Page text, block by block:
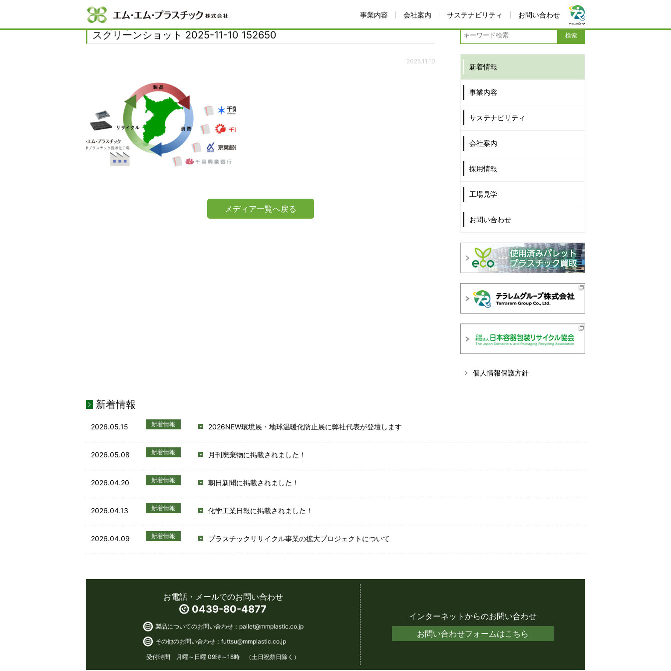
事業内容 会社案内 サステナビリティ お問い合わせ
スクリーンショット 2025-11-10 152650
Home 新着情報 日本経済新聞に掲載されました！ スクリーンショット 2025-11-10 152650
スクリーンショット 2025-11-10 152650
2025.11.10
メディア一覧へ戻る
新着情報
事業内容
サステナビリティ
会社案内
採用情報
工場見学
お問い合わせ
個人情報保護方針
新着情報
2026.05.15 新着情報 2026NEW環境展・地球温暖化防止展に弊社代表が登壇します
2026.05.08 新着情報 月刊廃棄物に掲載されました！
2026.04.20 新着情報 朝日新聞に掲載されました！
2026.04.13 新着情報 化学工業日報に掲載されました！
2026.04.09 新着情報 プラスチックリサイクル事業の拡大プロジェクトについて
お電話・メールでのお問い合わせ
0439-80-4877
製品についてのお問い合わせ： pallet@mmplastic.co.jp
その他のお問い合わせ： futtsu@mmplastic.co.jp
受付時間 月曜～日曜 09時～18時 （土日祝祭日除く）
インターネットからのお問い合わせ
お問い合わせフォームはこちら